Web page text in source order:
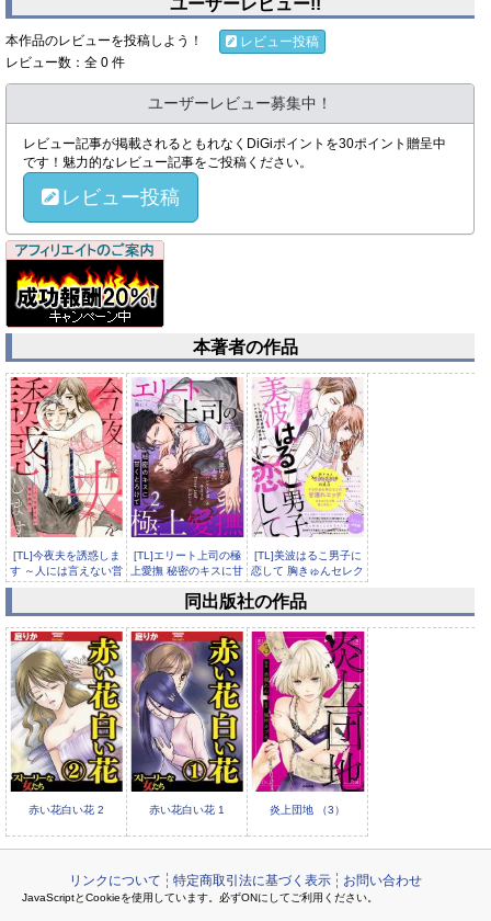
ユーザーレビュー!!
本作品のレビューを投稿しよう！
レビュー投稿
レビュー数：全 0 件
ユーザーレビュー募集中！
レビュー記事が掲載されるともれなくDiGiポイントを30ポイント贈呈中
です！魅力的なレビュー記事をご投稿ください。
レビュー投稿
本著者の作品
[TL]今夜夫を誘惑しま
す ～人には言えない営
み...
[TL]エリート上司の極
上愛撫 秘密のキスに甘
く...
[TL]美波はるこ男子に
恋して 胸きゅんセレク
シ...
兼松先生、美味しゅう
ございますか？ （3）
同出版社の作品
赤い花白い花 2 赤い花白い花 1 炎上団地 （3）
リンクについて 特定商取引法に基づく表示 お問い合わせ
JavaScriptとCookieを使用しています。必ずONにしてご利用ください。